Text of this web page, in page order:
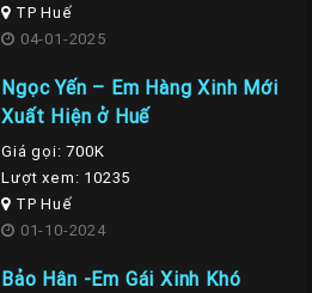
TP Huế
04-01-2025
Ngọc Yến – Em Hàng Xinh Mới
Xuất Hiện ở Huế
Giá gọi: 700K
Lượt xem: 10235
TP Huế
01-10-2024
Bảo Hân -Em Gái Xinh Khó